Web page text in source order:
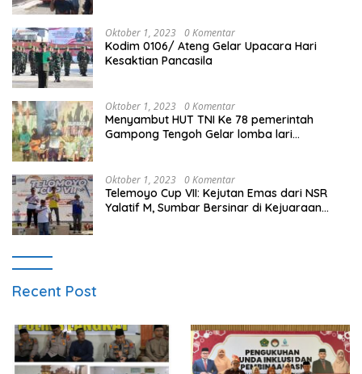
Oktober 1, 2023 0 Komentar
Kodim 0106/ Ateng Gelar Upacara Hari
Kesaktian Pancasila
Oktober 1, 2023 0 Komentar
Menyambut HUT TNI Ke 78 pemerintah
Gampong Tengoh Gelar lomba lari
Oktober 1, 2023 0 Komentar
Telemoyo Cup VII: Kejutan Emas dari NSR
Yalatif M, Sumbar Bersinar di Kejuaraan
Recent Post